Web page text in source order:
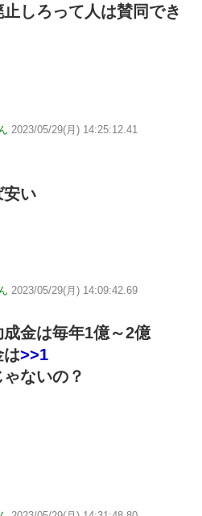
しろって人は賛同でき
2023/05/29(月) 14:25:12.41
安い
2023/05/29(月) 14:09:42.69
金は毎年1億～2億
は>>1
ないの？